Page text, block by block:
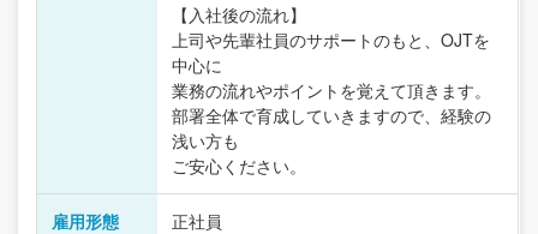
【入社後の流れ】
上司や先輩社員のサポートのもと、OJTを
中心に
業務の流れやポイントを覚えて頂きます。
部署全体で育成していきますので、経験の
浅い方も
ご安心ください。
雇用形態 正社員